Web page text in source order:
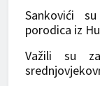
Sankovići
porodica iz
Važili su